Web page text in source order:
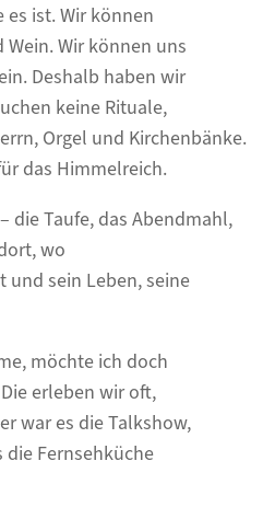
ist. Wir können
Wir können uns
Deshalb haben wir
keine Rituale,
Orgel und Kirchenbänke.
das Himmelreich.
die Taufe, das Abendmahl,
wo
sein Leben, seine
möchte ich doch
erleben wir oft,
war es die Talkshow,
Fernsehküche